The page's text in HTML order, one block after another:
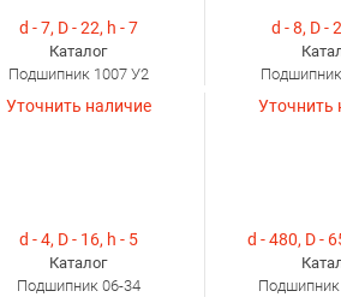
d - 7, D - 22, h - 7
Каталог
Подшипник 1007 У2
Уточнить наличие
d - 8, D -
Уточнить
d - 4, D - 16, h - 5
Каталог
Подшипник 06-34
d - 480, D -